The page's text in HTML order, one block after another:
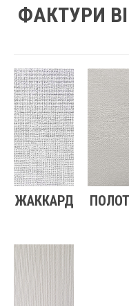
ФАКТУРИ
ЖАККАРД